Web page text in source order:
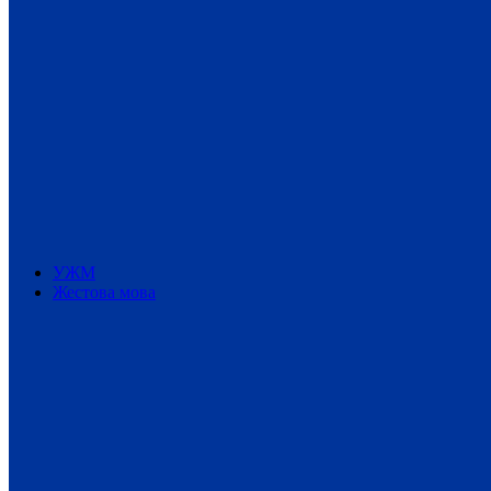
УЖМ
Жестова мова